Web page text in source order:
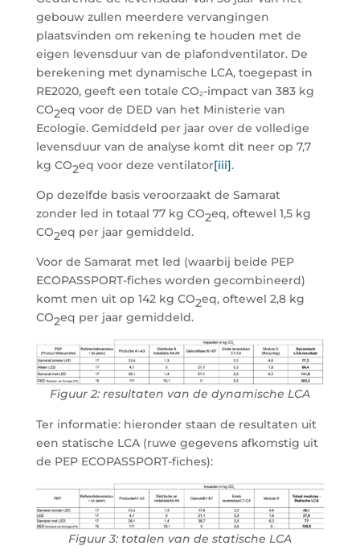
gebouw zullen meerdere vervangingen
plaatsvinden om rekening te houden met de
eigen levensduur van de plafondventilator. De
berekening met dynamische LCA, toegepast in
RE2020, geeft een totale CO₂-impact van 383 kg
CO2eq voor de DED van het Ministerie van
Ecologie. Gemiddeld per jaar over de volledige
levensduur van de analyse komt dit neer op 7,7
kg CO2eq voor deze ventilator[iii].
Op dezelfde basis veroorzaakt de Samarat
zonder led in totaal 77 kg CO2eq, oftewel 1,5 kg
CO2eq per jaar gemiddeld.
Voor de Samarat met led (waarbij beide PEP
ECOPASSPORT-fiches worden gecombineerd)
komt men uit op 142 kg CO2eq, oftewel 2,8 kg
CO2eq per jaar gemiddeld.
Figuur 2: resultaten van de dynamische LCA
Ter informatie: hieronder staan de resultaten uit
een statische LCA (ruwe gegevens afkomstig uit
de PEP ECOPASSPORT-fiches):
Figuur 3: totalen van de statische LCA